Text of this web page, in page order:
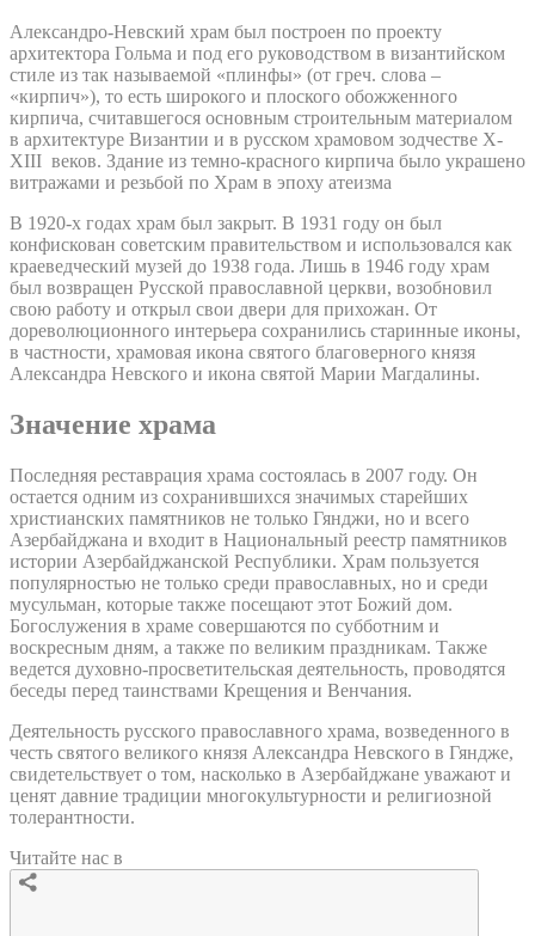
Александро-Невский храм был построен по проекту
архитектора Гольма и под его руководством в византийском
стиле из так называемой «плинфы» (от греч. слова –
«кирпич»), то есть широкого и плоского обожженного
кирпича, считавшегося основным строительным материалом
в архитектуре Византии и в русском храмовом зодчестве X-
XIII веков. Здание из темно-красного кирпича было украшено
витражами и резьбой по Храм в эпоху атеизма
В 1920-х годах храм был закрыт. В 1931 году он был
конфискован советским правительством и использовался как
краеведческий музей до 1938 года. Лишь в 1946 году храм
был возвращен Русской православной церкви, возобновил
свою работу и открыл свои двери для прихожан. От
дореволюционного интерьера сохранились старинные иконы,
в частности, храмовая икона святого благоверного князя
Александра Невского и икона святой Марии Магдалины.
Значение храма
Последняя реставрация храма состоялась в 2007 году. Он
остается одним из сохранившихся значимых старейших
христианских памятников не только Гянджи, но и всего
Азербайджана и входит в Национальный реестр памятников
истории Азербайджанской Республики. Храм пользуется
популярностью не только среди православных, но и среди
мусульман, которые также посещают этот Божий дом.
Богослужения в храме совершаются по субботним и
воскресным дням, а также по великим праздникам. Также
ведется духовно-просветительская деятельность, проводятся
беседы перед таинствами Крещения и Венчания.
Деятельность русского православного храма, возведенного в
честь святого великого князя Александра Невского в Гяндже,
свидетельствует о том, насколько в Азербайджане уважают и
ценят давние традиции многокультурности и религиозной
толерантности.
Читайте нас в